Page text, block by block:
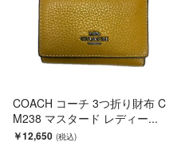
COACH コーチ 3つ折り財布 C
M238 マスタード レディー...
￥12,650